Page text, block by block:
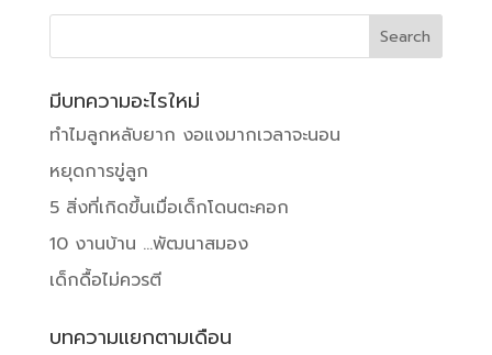
มีบทความอะไรใหม่
ทำไมลูกหลับยาก งอแงมากเวลาจะนอน
หยุดการขู่ลูก
5 สิ่งที่เกิดขึ้นเมื่อเด็กโดนตะคอก
10 งานบ้าน …พัฒนาสมอง
เด็กดื้อไม่ควรตี
บทความแยกตามเดือน